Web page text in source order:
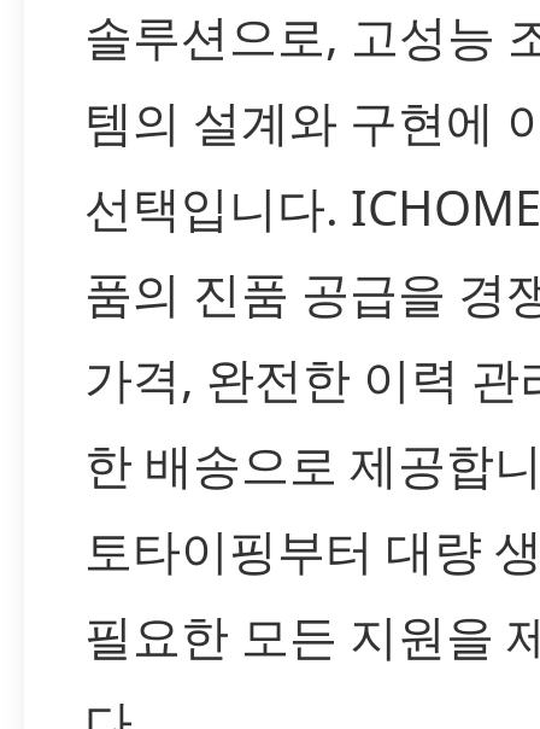
솔루션으로, 고성능
템의 설계와 구현에
선택입니다.
품의 진품 공급을 경
가격, 완전한 이력 관
한 배송으로 제공합
토타이핑부터 대량
필요한 모든 지원을